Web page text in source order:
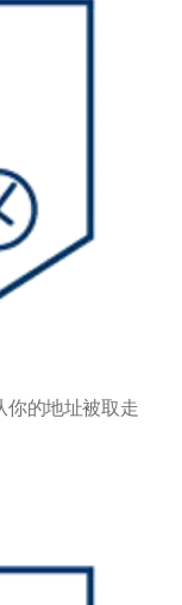
你的地址被取走